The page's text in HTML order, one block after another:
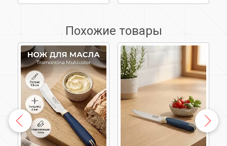
23511/213-TR
23527/915-tr
Похожие товары